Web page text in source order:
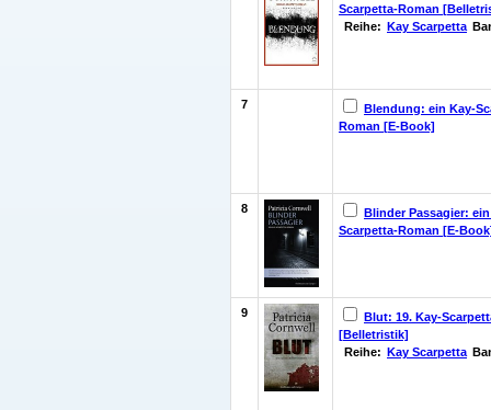
Scarpetta-Roman
Reihe: Kay Scarpetta
7
Blendung: ein Kay-
Roman [E-Book]
8
Blinder Passagier:
Scarpetta-Roman [E-
9
Blut: 19. Kay-
[Belletristik]
Reihe: Kay Scarpetta